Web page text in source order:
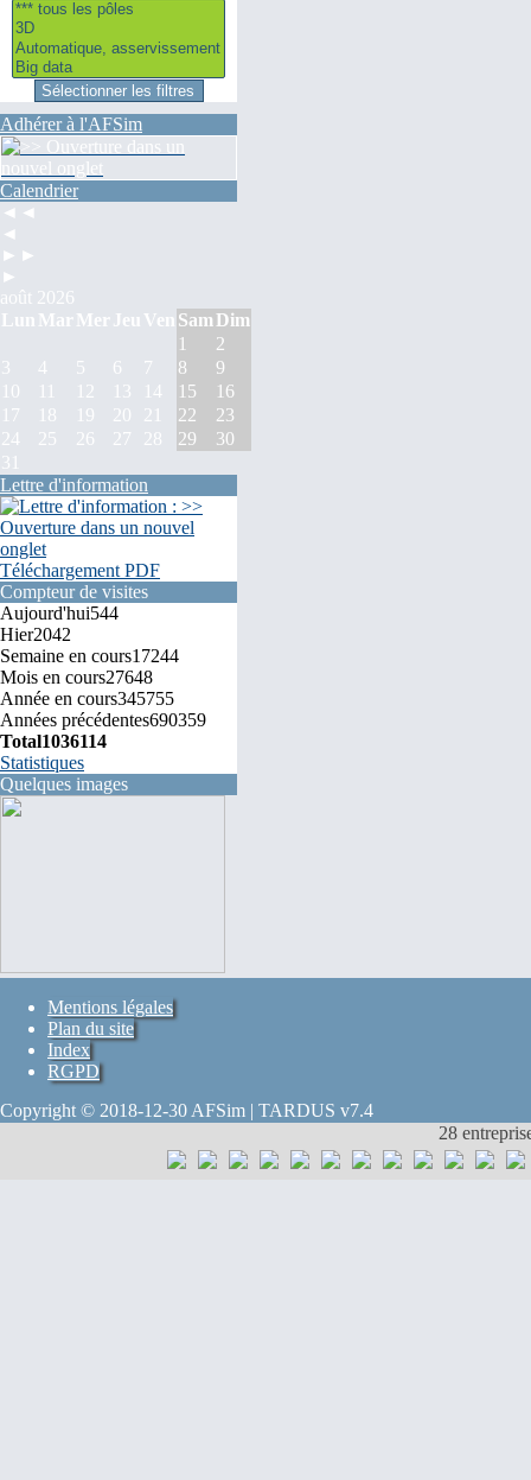
Adhérer à l'AFSim
Calendrier
◄◄
◄
►►
►
août 2026
Lun Mar Mer Jeu Ven Sam Dim
1
2
3
4 5 6 7 8
9
10
11 12 13 14 15
16
17
18 19 20 21 22
23
24
25 26 27 28 29
30
31
Lettre d'information
Téléchargement PDF
Compteur de visites
Aujourd'hui544
Hier2042
Semaine en cours17244
Mois en cours27648
Année en cours345755
Années précédentes690359
Total1036114
Statistiques
Quelques images
Mentions légales
Plan du site
Index
RGPD
Copyright © 2018-12-30 AFSim | TARDUS v7.4
28